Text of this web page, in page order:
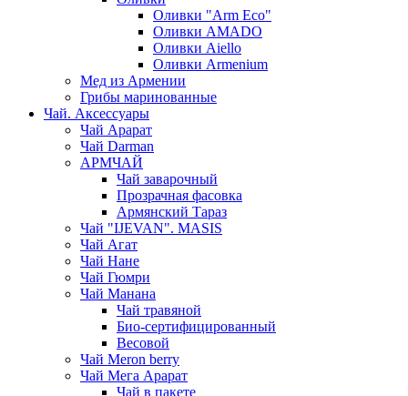
Оливки "Arm Eco"
Оливки AMADO
Оливки Aiello
Оливки Armenium
Мед из Армении
Грибы маринованные
Чай. Аксессуары
Чай Арарат
Чай Darman
АРМЧАЙ
Чай заварочный
Прозрачная фасовка
Армянский Тараз
Чай "IJEVAN". MASIS
Чай Агат
Чай Нане
Чай Гюмри
Чай Манана
Чай травяной
Био-сертифицированный
Весовой
Чай Meron berry
Чай Мега Арарат
Чай в пакете